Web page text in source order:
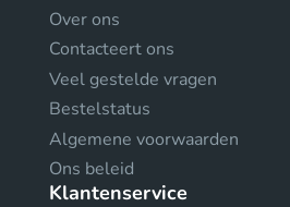
Over ons
Contacteert ons
Veel gestelde vragen
Bestelstatus
Algemene voorwaarden
Ons beleid
Klantenservice